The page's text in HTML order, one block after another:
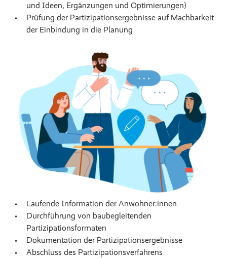
und Ideen, Ergänzungen und Optimierungen)
Prüfung der Partizipationsergebnisse auf Machbarkeit
der Einbindung in die Planung
Laufende Information der Anwohner:innen
Durchführung von baubegleitenden
Partizipationsformaten
Dokumentation der Partizipationsergebnisse
Abschluss des Partizipationsverfahrens